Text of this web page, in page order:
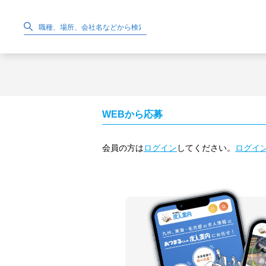
WEBから応募
会員の方はログイン してください。 ログイ